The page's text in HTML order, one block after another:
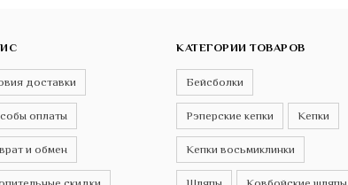
доставки
оплаты
и обмен
КАТЕГОРИИ ТОВАРОВ
Бейсболки
Рэперские кепки Кепки
Кепки восьмиклинки